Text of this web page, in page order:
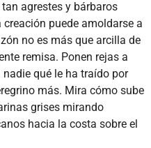
agrestes y bárbaros
puede amoldarse a
no es más que arcilla de
remisa. Ponen rejas a
qué le ha traído por
más. Mira cómo sube
grises mirando
hacia la costa sobre el